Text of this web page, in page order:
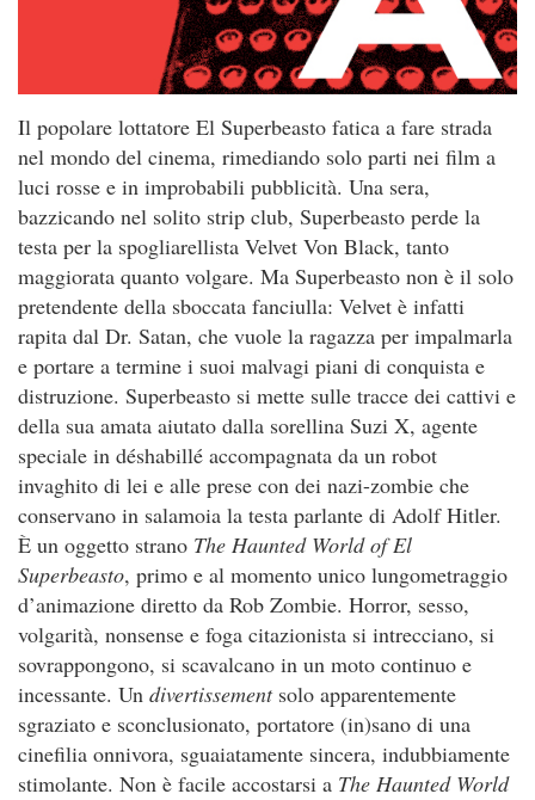
Il popolare lottatore El Superbeasto fatica a fare strada
nel mondo del cinema, rimediando solo parti nei film a
luci rosse e in improbabili pubblicità. Una sera,
bazzicando nel solito strip club, Superbeasto perde la
testa per la spogliarellista Velvet Von Black, tanto
maggiorata quanto volgare. Ma Superbeasto non è il solo
pretendente della sboccata fanciulla: Velvet è infatti
rapita dal Dr. Satan, che vuole la ragazza per impalmarla
e portare a termine i suoi malvagi piani di conquista e
distruzione. Superbeasto si mette sulle tracce dei cattivi e
della sua amata aiutato dalla sorellina Suzi X, agente
speciale in déshabillé accompagnata da un robot
invaghito di lei e alle prese con dei nazi-zombie che
conservano in salamoia la testa parlante di Adolf Hitler.
È un oggetto strano The Haunted World of El
Superbeasto, primo e al momento unico lungometraggio
d’animazione diretto da Rob Zombie. Horror, sesso,
volgarità, nonsense e foga citazionista si intrecciano, si
sovrappongono, si scavalcano in un moto continuo e
incessante. Un divertissementsolo apparentemente
sgraziato e sconclusionato, portatore (in)sano di una
cinefilia onnivora, sguaiatamente sincera, indubbiamente
stimolante. Non è facile accostarsi a The Haunted World